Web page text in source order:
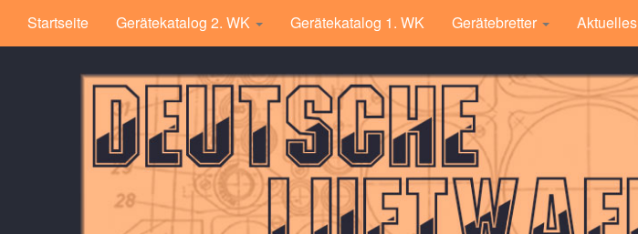
Startseite Gerätekatalog 2. WK Gerätekatalog 1. WK Gerätebretter Aktuelles